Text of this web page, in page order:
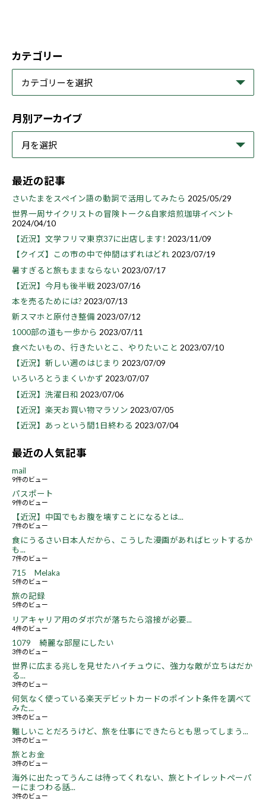
カテゴリー
月別アーカイブ
最近の記事
さいたまをスペイン語の動詞で活用してみたら 2025/05/29
世界一周サイクリストの冒険トーク&自家焙煎珈琲イベント
2024/04/10
【近況】文学フリマ東京37に出店します! 2023/11/09
【クイズ】この市の中で仲間はずれはどれ 2023/07/19
暑すぎると旅もままならない 2023/07/17
【近況】今月も後半戦 2023/07/16
本を売るためには? 2023/07/13
新スマホと原付き整備 2023/07/12
1000部の道も一歩から 2023/07/11
食べたいもの、行きたいとこ、やりたいこと 2023/07/10
【近況】新しい週のはじまり 2023/07/09
いろいろとうまくいかず 2023/07/07
【近況】洗濯日和 2023/07/06
【近況】楽天お買い物マラソン 2023/07/05
【近況】あっという間1日終わる 2023/07/04
最近の人気記事
mail
9件のビュー
パスポート
9件のビュー
【近況】中国でもお腹を壊すことになるとは...
7件のビュー
食にうるさい日本人だから、こうした漫画があればヒットするか
も...
7件のビュー
715 Melaka
5件のビュー
旅の記録
5件のビュー
リアキャリア用のダボ穴が落ちたら溶接が必要...
4件のビュー
1079 綺麗な部屋にしたい
3件のビュー
世界に広まる兆しを見せたハイチュウに、強力な敵が立ちはだか
る...
3件のビュー
何気なく使っている楽天デビットカードのポイント条件を調べて
みた...
3件のビュー
難しいことだろうけど、旅を仕事にできたらとも思ってしまう...
3件のビュー
旅とお金
3件のビュー
海外に出たってうんこは待ってくれない、旅とトイレットペーパ
ーにまつわる話...
3件のビュー